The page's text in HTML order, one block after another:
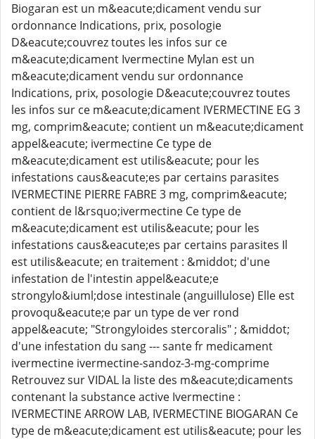
Biogaran est un m&eacute;dicament vendu sur
ordonnance Indications, prix, posologie
D&eacute;couvrez toutes les infos sur ce
m&eacute;dicament Ivermectine Mylan est un
m&eacute;dicament vendu sur ordonnance
Indications, prix, posologie D&eacute;couvrez toutes
les infos sur ce m&eacute;dicament IVERMECTINE EG 3
mg, comprim&eacute; contient un m&eacute;dicament
appel&eacute; ivermectine Ce type de
m&eacute;dicament est utilis&eacute; pour les
infestations caus&eacute;es par certains parasites
IVERMECTINE PIERRE FABRE 3 mg, comprim&eacute;
contient de l&rsquo;ivermectine Ce type de
m&eacute;dicament est utilis&eacute; pour les
infestations caus&eacute;es par certains parasites Il
est utilis&eacute; en traitement : &middot; d'une
infestation de l'intestin appel&eacute;e
strongylo&iuml;dose intestinale (anguillulose) Elle est
provoqu&eacute;e par un type de ver rond
appel&eacute; "Strongyloides stercoralis" ; &middot;
d'une infestation du sang --- sante fr medicament
ivermectine ivermectine-sandoz-3-mg-comprime
Retrouvez sur VIDAL la liste des m&eacute;dicaments
contenant la substance active Ivermectine :
IVERMECTINE ARROW LAB, IVERMECTINE BIOGARAN Ce
type de m&eacute;dicament est utilis&eacute; pour les